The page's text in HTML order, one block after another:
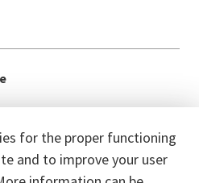
for the proper functioning
and to improve your user